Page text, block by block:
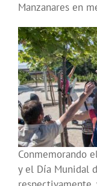
Manzanares en
Conmemorando
y el Día Munidal